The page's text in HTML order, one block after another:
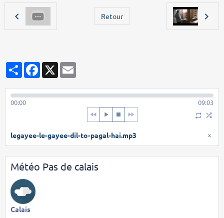
Retour
PartagerFacebook
X
00:00 09:03
×
legayee-le-gayee-dil-to-pagal-hai.mp3
Météo Pas de calais
Calais